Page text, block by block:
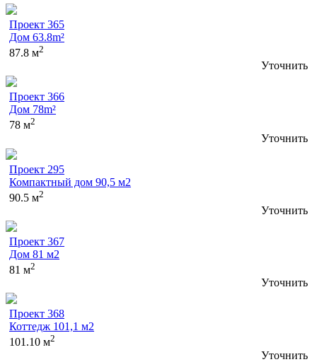
Проект 365
Дом 63.8m²
87.8 м2
Уточнить
Проект 366
Дом 78m²
78 м2
Уточнить
Проект 295
Компактный дом 90,5 м2
90.5 м2
Уточнить
Проект 367
Дом 81 м2
81 м2
Уточнить
Проект 368
Коттедж 101,1 м2
101.10 м2
Уточнить